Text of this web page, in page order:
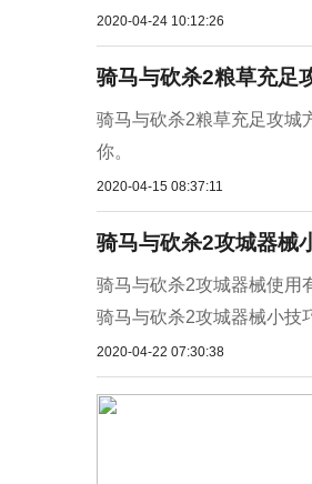
2020-04-24 10:12:26
骑马与砍杀2粮草充足
骑马与砍杀2粮草充足攻城
你。
2020-04-15 08:37:11
骑马与砍杀2攻城器械
骑马与砍杀2攻城器械使用
骑马与砍杀2攻城器械小技
2020-04-22 07:30:38